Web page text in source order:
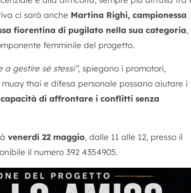
ci sarà anche Martina Righi, campionessa
fiorentina di pugilato nella sua categoria,
femminile del progetto.
gestire sé stessi”, spiegano i promotori,
thai e difesa personale possano aiutare i
di affrontare i conflitti senza
venerdì 22 maggio, dalle 11 alle 12, presso il
il numero 392 4354905.